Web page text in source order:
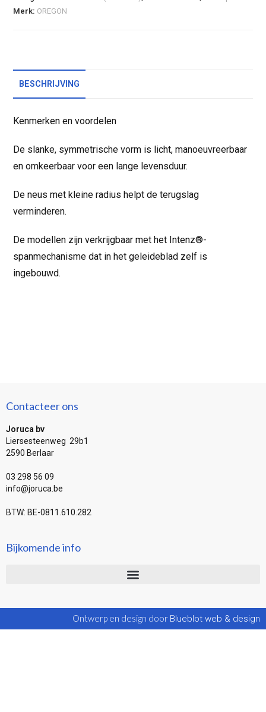
Merk: OREGON
BESCHRIJVING
Kenmerken en voordelen
De slanke, symmetrische vorm is licht, manoeuvreerbaar
en omkeerbaar voor een lange levensduur.
De neus met kleine radius helpt de terugslag
verminderen.
De modellen zijn verkrijgbaar met het Intenz®-
spanmechanisme dat in het geleideblad zelf is
ingebouwd.
Contacteer ons
Joruca bv
Liersesteenweg 29b1
2590 Berlaar
03 298 56 09
info@joruca.be
BTW: BE-0811.610.282
Bijkomende info
Ontwerp en design door Blueblot web & design